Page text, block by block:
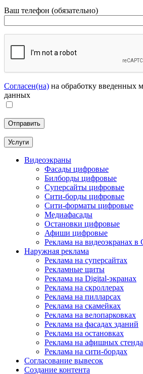
Ваш телефон (обязательно)
Согласен(на) на обработку введенных
данных
Услуги
Видеоэкраны
Фасады цифровые
Билборды цифровые
Суперсайты цифровые
Сити-борды цифровые
Сити-форматы цифровые
Медиафасады
Остановки цифровые
Афиши цифровые
Реклама на видеоэкранах в
Наружная реклама
Реклама на суперсайтах
Рекламные щиты
Реклама на Digital-экранах
Реклама на скроллерах
Реклама на пилларсах
Реклама на скамейках
Реклама на велопарковках
Реклама на фасадах зданий
Реклама на остановках
Реклама на афишных
Реклама на сити-бордах
Согласование вывесок
Создание контента